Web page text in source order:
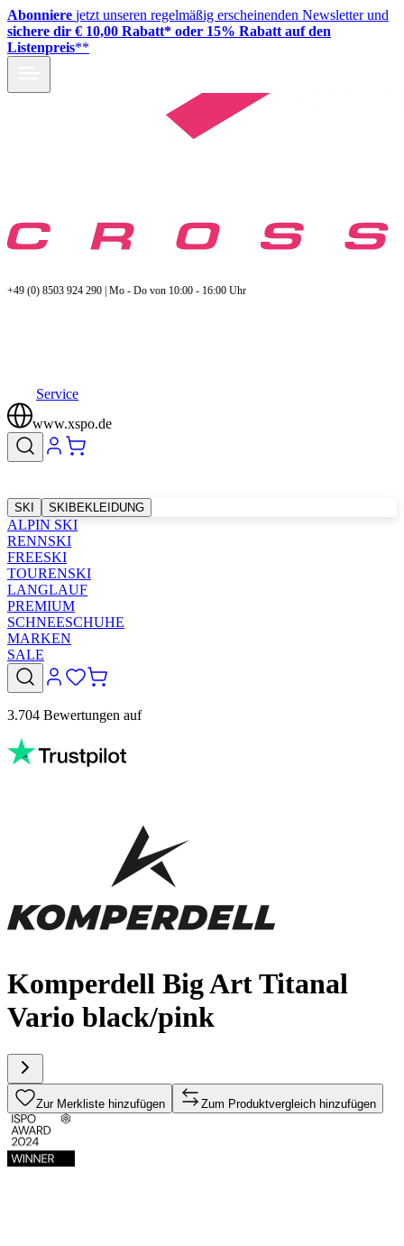
Abonniere jetzt unseren regelmäßig erscheinenden Newsletter und
sichere dir € 10,00 Rabatt* oder 15% Rabatt auf den
Listenpreis**
+49 (0) 8503 924 290 | Mo - Do von 10:00 - 16:00 Uhr
Service
www.xspo.de
SKI SKIBEKLEIDUNG
ALPIN SKI
RENNSKI
FREESKI
TOURENSKI
LANGLAUF
PREMIUM
SCHNEESCHUHE
MARKEN
SALE
3.704 Bewertungen auf
Komperdell Big Art Titanal
Vario black/pink
Zur Merkliste hinzufügen Zum Produktvergleich hinzufügen